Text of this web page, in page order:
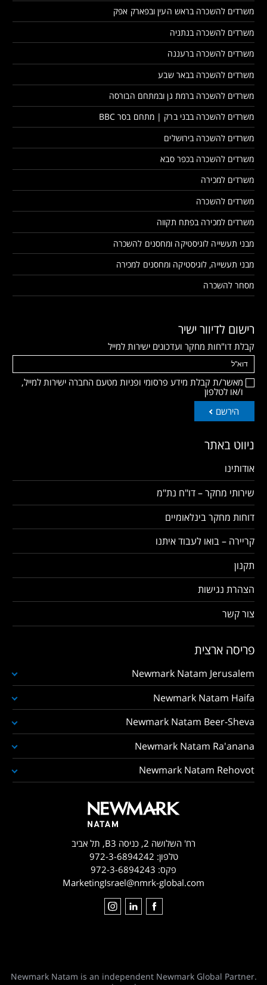
משרדים להשכרה בראש העין ובפארק אפק
משרדים להשכרה בנתניה
משרדים להשכרה ברעננה
משרדים להשכרה בבאר שבע
משרדים להשכרה ברמת גן ובמתחם הבורסה
משרדים להשכרה בבני ברק | מתחם בסר BBC
משרדים להשכרה בירושלים
משרדים להשכרה בכפר סבא
משרדים למכירה
משרדים להשכרה
משרדים למכירה בפתח תקווה
מבני תעשייה לוגיסטיקה ומחסנים להשכרה
מבני תעשייה, לוגיסטיקה ומחסנים למכירה
מסחר להשכרה
רישום לדיוור ישיר
קבלת דו"חות מחקר ועדכונים ישירות למייל
מאשר/ת קבלת מידע פרסומי ופניות מטעם החברה ישירות למייל,
ו/או לטלפון
הירשם
ניווט באתר
אודותינו
שירותי מחקר – דו"ח נת"מ
דוחות מחקר בינלאומיים
קריירה – בואו לעבוד איתנו
תקנון
הצהרת נגישות
צור קשר
פריסה ארצית
Newmark Natam Jerusalem
Newmark Natam Haifa
Newmark Natam Beer-Sheva
Newmark Natam Ra'anana
Newmark Natam Rehovot
רח' השלושה 2, כניסה B3, תל אביב
טלפון: 972-3-6894242
פקס: 972-3-6894243
MarketingIsrael@nmrk-global.com
Newmark Natam is an independent Newmark Global Partner.